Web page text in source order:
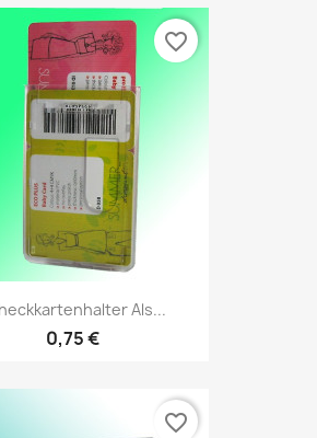
Als...
0,75 €
favorite_border
favorite_border